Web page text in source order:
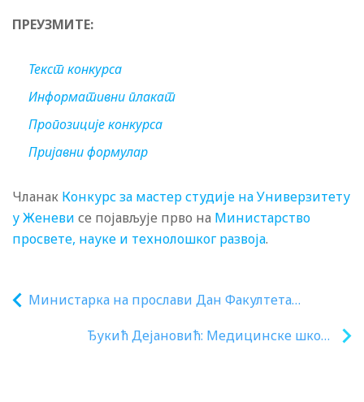
ПРЕУЗМИТЕ:
Текст конкурса
Информативни плакат
Пропозиције конкурса
Пријавни формулар
Чланак Конкурс за мастер студије на Универзитету
у Женеви се појављује прво на Министарство
просвете, науке и технолошког развоја.
Министарка на прослави Дан Факултета
Ђукић Дејановић: Медицинске школе